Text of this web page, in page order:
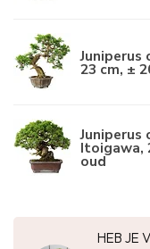
Juniperus
23 cm, ±
Juniperus
Itoigawa,
oud
HEB JE